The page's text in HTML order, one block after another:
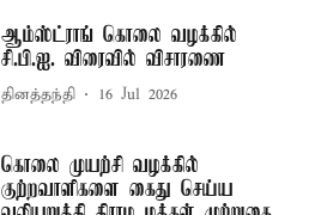
ஆம்ஸ்ட்ராங் கொலை வழக்கில்
சி.பி.ஐ. விரைவில் விசாரணை
தினத்தந்தி 16 Jul 2026
கொலை முயற்சி வழக்கில்
குற்றவாளிகளை கைது செய்ய